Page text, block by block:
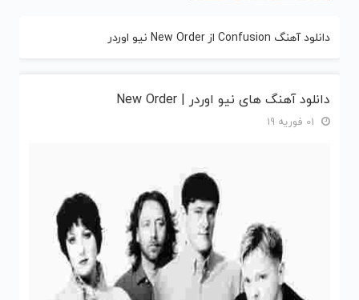
دانلود آهنگ Confusion از New Order نیو اوردر
دانلود آهنگ های نیو اوردر | New Order